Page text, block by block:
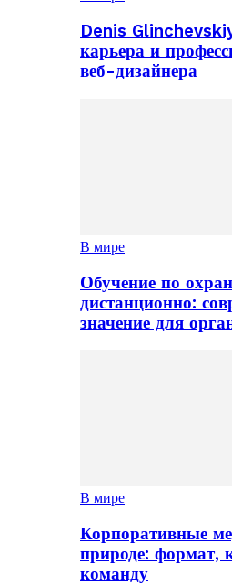
Denis
карьера и
веб-дизайнера
В мире
Обучение по
дистанционно:
значение для
В мире
Корпоративные
природе: формат,
команду